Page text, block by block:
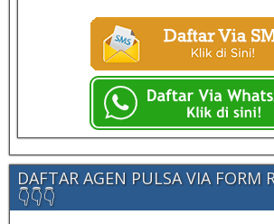
DAFTAR AGEN PULSA VIA FORM
👇👇👇